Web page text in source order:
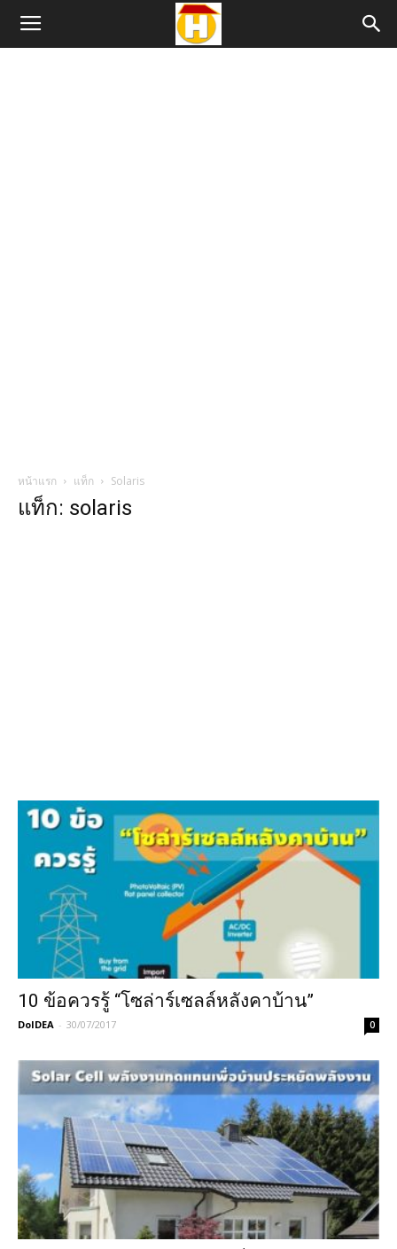
หน้าแรก แท็ก Solaris
แท็ก: solaris
10 ข้อควรรู้ “โซล่าร์เซลล์หลังคาบ้าน”
DoIDEA - 30/07/2017 0